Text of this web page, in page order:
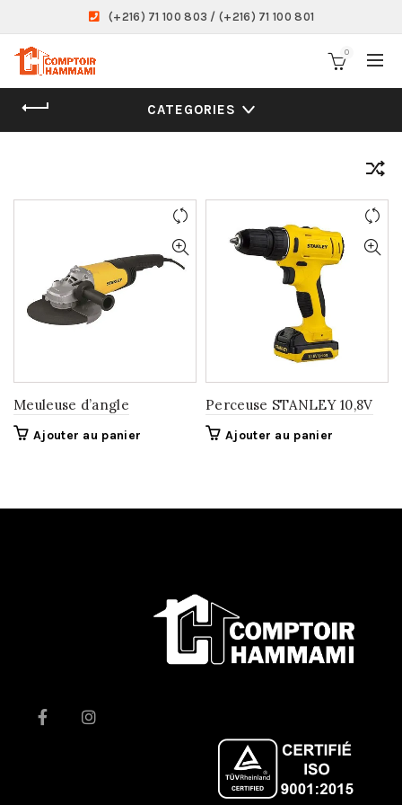
(+216) 71 100 803 / (+216) 71 100 801
0
CATEGORIES
Meuleuse d’angle
Ajouter au panier
Perceuse STANLEY 10,8V
Ajouter au panier